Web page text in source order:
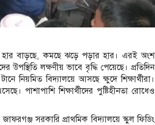
হার বাড়ছে, কমছে ঝড়ে পড়ার হার। এরই অংশ
উপস্থিতি লক্ষণীয় ভাবে বৃদ্ধি পেয়েছে। প্রতিদিন
নিয়মিত বিদ্যালয়ে আসছে ক্ষুদে শিক্ষার্থীরা।
পাশাপাশি শিক্ষার্থীদের পুষ্টিহীনতা রোধেও
সরকারি প্রাথমিক বিদ্যালয়ে স্কুল ফিডিং